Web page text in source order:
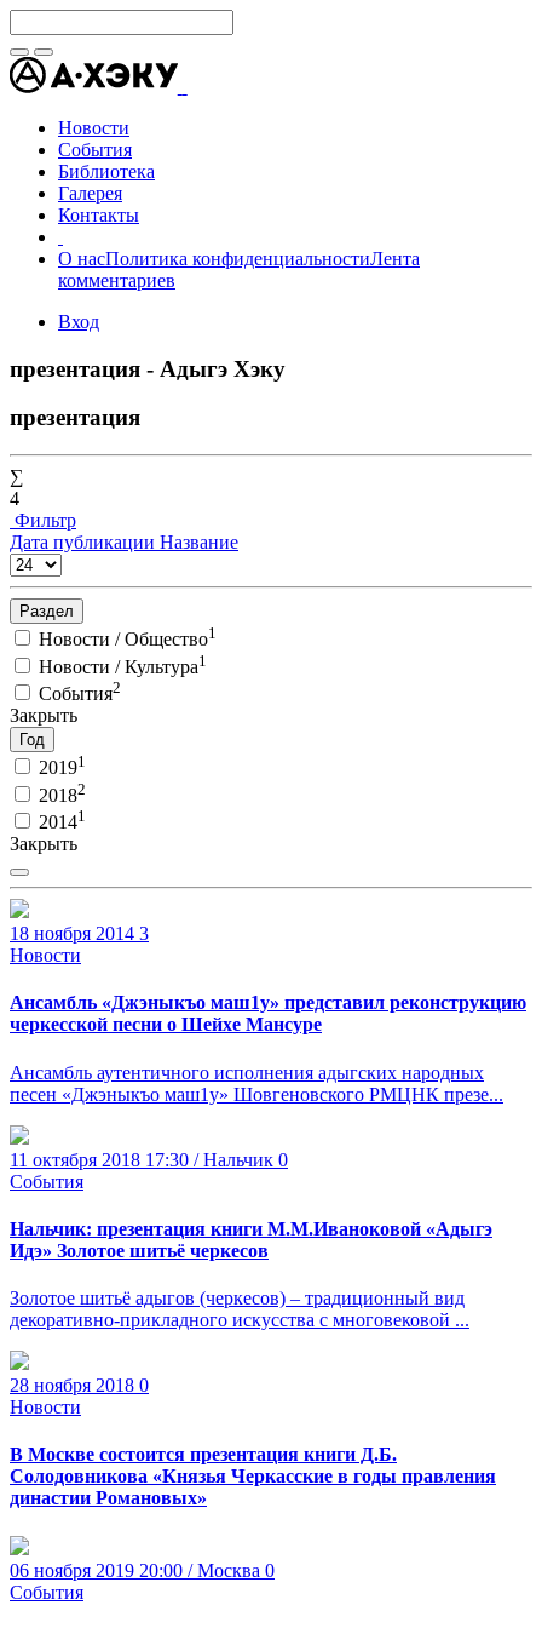
Новости
События
Библиотека
Галерея
Контакты
О насПолитика конфиденциальностиЛента
комментариев
Вход
презентация - Адыгэ Хэку
презентация
∑
4
Фильтр
Дата публикации Название
Раздел
Новости / Общество1
Новости / Культура1
События2
Закрыть
Год
20191
20182
20141
Закрыть
18 ноября 2014 3
Новости
Ансамбль «Джэныкъо маш1у» представил реконструкцию
черкесской песни о Шейхе Мансуре
Ансамбль аутентичного исполнения адыгских народных
песен «Джэныкъо маш1у» Шовгеновского РМЦНК презе...
11 октября 2018 17:30 / Нальчик 0
События
Нальчик: презентация книги М.М.Иваноковой «Адыгэ
Идэ» Золотое шитьё черкесов
Золотое шитьё адыгов (черкесов) – традиционный вид
декоративно-прикладного искусства с многовековой ...
28 ноября 2018 0
Новости
В Москве состоится презентация книги Д.Б.
Солодовникова «Князья Черкасские в годы правления
династии Романовых»
06 ноября 2019 20:00 / Москва 0
События